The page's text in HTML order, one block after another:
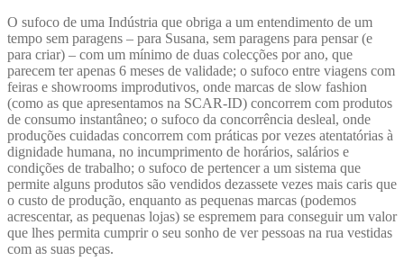
O sufoco de uma Indústria que obriga a um entendimento de um
tempo sem paragens – para Susana, sem paragens para pensar (e
para criar) – com um mínimo de duas colecções por ano, que
parecem ter apenas 6 meses de validade; o sufoco entre viagens com
feiras e showrooms improdutivos, onde marcas de slow fashion
(como as que apresentamos na SCAR-ID) concorrem com produtos
de consumo instantâneo; o sufoco da concorrência desleal, onde
produções cuidadas concorrem com práticas por vezes atentatórias à
dignidade humana, no incumprimento de horários, salários e
condições de trabalho; o sufoco de pertencer a um sistema que
permite alguns produtos são vendidos dezassete vezes mais caris que
o custo de produção, enquanto as pequenas marcas (podemos
acrescentar, as pequenas lojas) se espremem para conseguir um valor
que lhes permita cumprir o seu sonho de ver pessoas na rua vestidas
com as suas peças.